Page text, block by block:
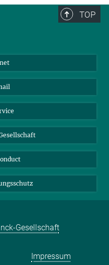
TOP
Materialien
Gesellschaft
Impressum